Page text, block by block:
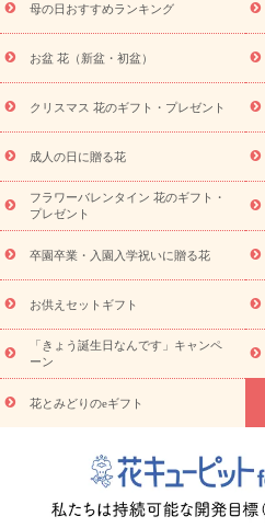
供え・お悔やみ商品一覧
お供え
お供え プリザーブドフラワー
ペ
盆・初盆）
その他 お祝い返し
ビジネス用
ご自宅用 観葉植物
ドフラワー
スタイルから探す
ンド花
お祝い お供え・お悔やみ
ディ胡蝶蘭・お祝い
ミディ胡蝶
観葉植物
観葉植物 産直多肉
お祝い
お供え・お悔やみ 花と
プチギフト（hanamore -ハナモア-）
キューピットのeGfit
カラー ピ
ド
お花の種類
お祝い お祝い・3000円～
5000円～
お祝い・7000円～
悔やみ
円～
お供え・お悔やみ・
読み物
いのマナー
定年退職祝いのマナー
花キューピットのお祝い
彩心理学」で選ぶ方法
結婚祝い
母の日おすすめランキング
お盆 花（新盆・初盆）
クリスマス 花のギフト・プレゼント
成人の日に贈る花
フラワーバレンタイン 花のギフト・
プレゼント
卒園卒業・入園入学祝いに贈る花
お供えセットギフト
「きょう誕生日なんです」キャンペ
ーン
花とみどりのeギフト